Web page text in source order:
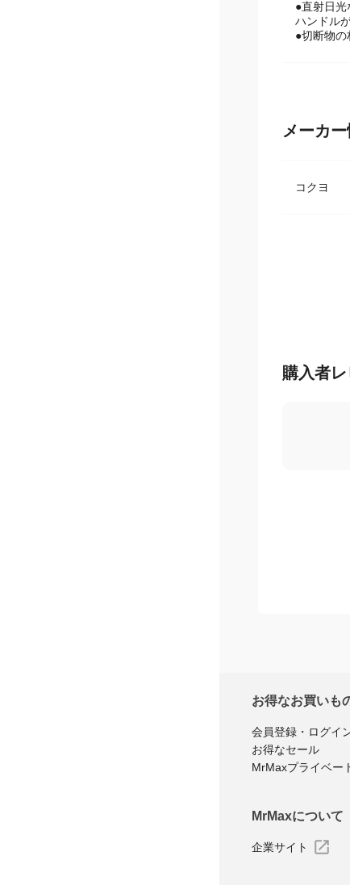
食材の切
●直射日光
ハンドル
お得なお買いも
会員登録・ログイ
お得なセール
MrMaxプライベー
MrMaxについて
企業サイト